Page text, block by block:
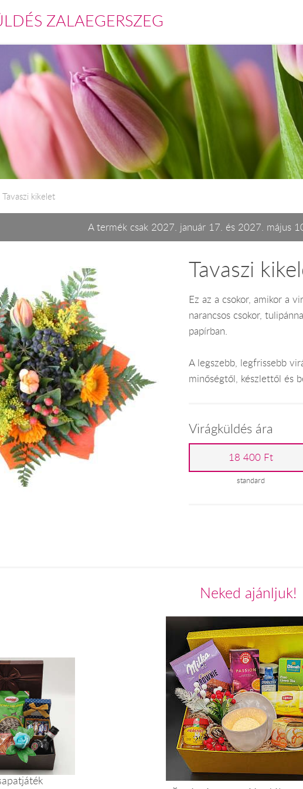
ZALAEGERSZEG
Tavaszi kikelet
A termék csak 2027. január 17. és 2027. május
Tavaszi
Ez az a csokor, amikor a
narancsos csokor,
papírban.
A legszebb, legfrissebb
minőségtől, készlettől és
Virágküldés ára
18 400 Ft
standard
Neked ajánljuk!